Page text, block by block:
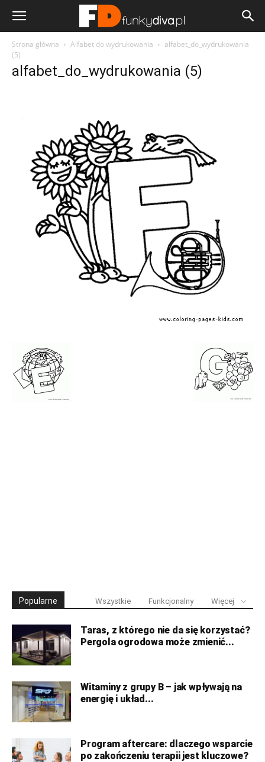
Strona główna Alfabet do wydrukowania
alfabet_do_wydrukowania
(5)
alfabet_do_wydrukowania (5)
Popularne Wszystkie Funkcjonalny Więcej
Taras, z którego nie da się korzystać?
Pergola ogrodowa może zmienić...
Witaminy z grupy B – jak wpływają na
energię i układ...
Program aftercare: dlaczego wsparcie
po zakończeniu terapii jest kluczowe?